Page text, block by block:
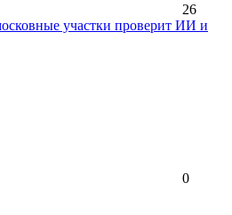
26
участки проверит ИИ и
0